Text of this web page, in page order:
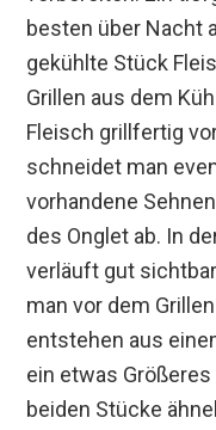
besten über Nacht
gekühlte Stück
Grillen aus dem
Fleisch grillfertig
schneidet man
vorhandene
des Onglet ab. In
verläuft gut
man vor dem
entstehen aus
ein etwas
beiden Stücke